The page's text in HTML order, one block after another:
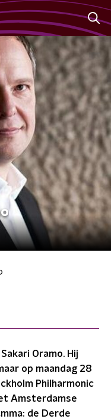
Oramo. Hij
op maandag 28
Philharmonic
Amsterdamse
de Derde